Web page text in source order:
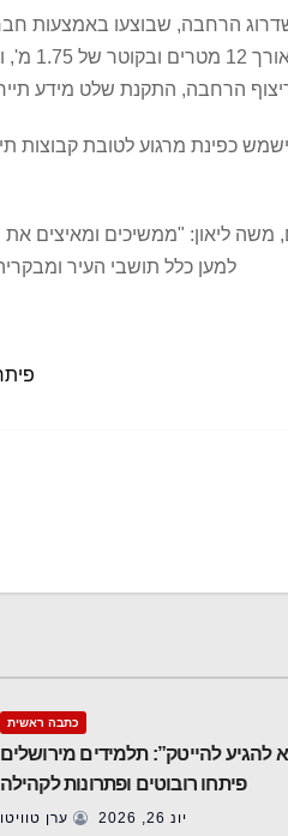
הרחבה, שבוצעו באמצעות
עמוד
הרחבה, התקנת שלט מידע
כפינת מרגוע לטובת קבוצות
משה ליאון: "ממשיכים ומאיצים
למען כלל תושבי העיר
כתבה ראשית
להגיע להייטק”: תלמידים מירושלים
פיתחו רובוטים ופתרונות לקהילה
יונ 26, 2026 ערן טוויטו